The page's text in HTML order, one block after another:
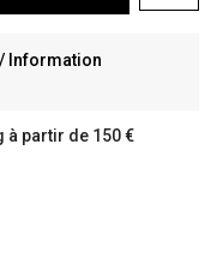
Information
à partir de 150 €